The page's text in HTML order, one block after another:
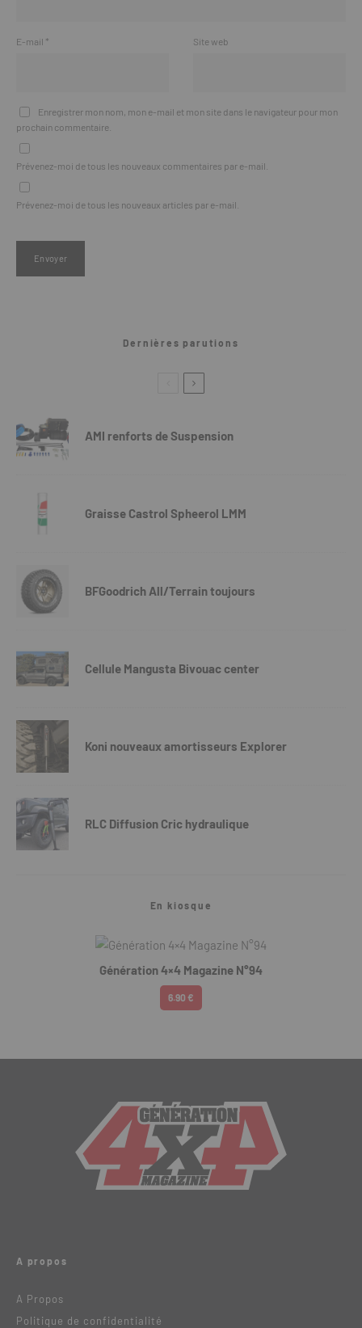
E-mail * Site web
Enregistrer mon nom, mon e-mail et mon site dans le navigateur pour mon
prochain commentaire.
Prévenez-moi de tous les nouveaux commentaires par e-mail.
Prévenez-moi de tous les nouveaux articles par e-mail.
Dernières parutions
AMI renforts de Suspension
Graisse Castrol Spheerol LMM
BFGoodrich All/Terrain toujours
Cellule Mangusta Bivouac center
Koni nouveaux amortisseurs Explorer
RLC Diffusion Cric hydraulique
En kiosque
Génération 4×4 Magazine N°94
6.90 €
A propos
A Propos
Politique de confidentialité